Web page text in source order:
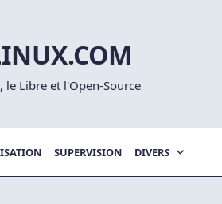
le Libre et l'Open-Source
SUPERVISION DIVERS